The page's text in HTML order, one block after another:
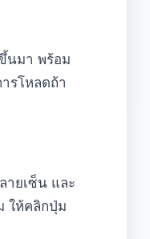
นมา พร้อม
รโหลดถ้า
ายเซ็น และ
ให้คลิกปุ่ม